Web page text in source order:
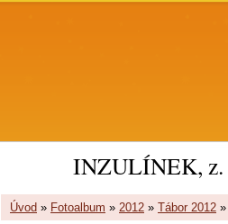
INZULÍNEK, z.
Úvod » Fotoalbum » 2012 » Tábor 2012